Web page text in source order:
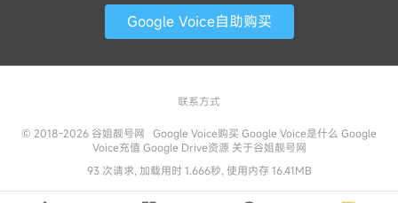
Google Voice自助购买
联系方式
© 2018-2026 谷姐靓号网 Google Voice购买 Google Voice是什么 Google
Voice充值 Google Drive资源 关于谷姐靓号网
93 次请求, 加载用时 1.666秒, 使用内存 16.41MB